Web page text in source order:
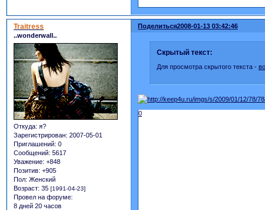
Поделиться2008-01-13 03:42:46
Traitress
..wonderwall..
Откуда: я?
Зарегистрирован: 2007-05-01
Приглашений: 0
Сообщений: 5617
Уважение: +848
Позитив: +905
Пол: Женский
Возраст: 35 [1991-04-23]
Провел на форуме:
8 дней 20 часов
Скрытый текст:
Для просмотра скрытого текста -
0